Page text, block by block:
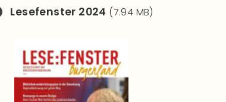
Lesefenster 2024 (7.94 MB)